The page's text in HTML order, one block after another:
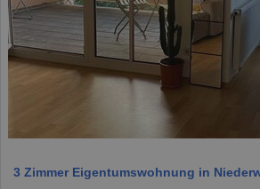
3 Zimmer Eigentumswohnung in